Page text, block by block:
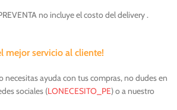
no incluye el costo del delivery .
mejor servicio al cliente!
necesitas ayuda con tus compras, no dudes en
sociales (LONECESITO_PE) o a nuestro